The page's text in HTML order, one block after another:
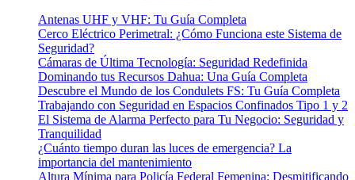
Eficiencia
la
Antenas UHF y VHF: Tu Guía Completa
Cerco Eléctrico Perimetral: ¿Cómo Funciona este Sistema de
Seguridad?
Cámaras de Última Tecnología: Seguridad Redefinida
Dominando tus Recursos Dahua: Una Guía Completa
Descubre el Mundo de los Condulets FS: Tu Guía Completa
Trabajando con Seguridad en Espacios Confinados Tipo 1 y 2
El Sistema de Alarma Perfecto para Tu Negocio: Seguridad y
Tranquilidad
¿Cuánto tiempo duran las luces de emergencia? La
importancia del mantenimiento
Altura Mínima para Policía Federal Femenina: Desmitificando